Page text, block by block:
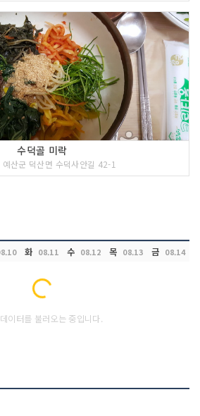
수덕골 미락
예산군 덕산면 수덕사안길 42-1
화 08.11 수 08.12 목 08.13 금 08.14
Loading...
이터를 불러오는 중입니다.